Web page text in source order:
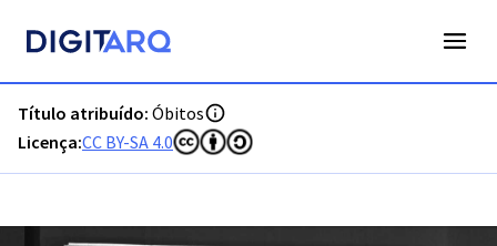
Título atribuído: Óbitos
Licença:CC BY-SA 4.0